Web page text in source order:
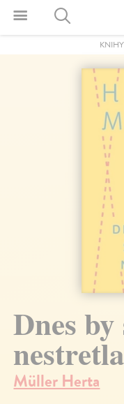
KNIHY
Dnes
nestretla
Müller Herta